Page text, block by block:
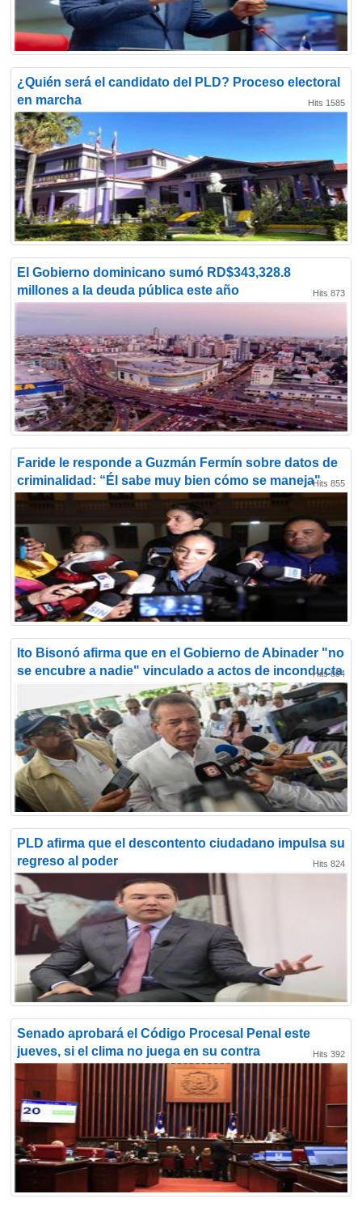
¿Quién será el candidato del PLD? Proceso electoral
en marcha
Hits 1585
El Gobierno dominicano sumó RD$343,328.8
millones a la deuda pública este año
Hits 873
Faride le responde a Guzmán Fermín sobre datos de
criminalidad: “Él sabe muy bien cómo se maneja"Hits 855
Ito Bisonó afirma que en el Gobierno de Abinader "no
se encubre a nadie" vinculado a actos de inconducta
Hits 854
PLD afirma que el descontento ciudadano impulsa su
regreso al poder
Hits 824
Senado aprobará el Código Procesal Penal este
jueves, si el clima no juega en su contra
Hits 392